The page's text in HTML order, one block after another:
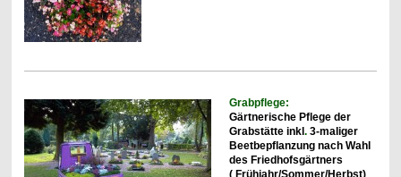
Grabpflege:
Gärtnerische Pflege der
Grabstätte inkl . 3-maliger
Beetbepflanzung nach Wahl
des Friedhofsgärtners